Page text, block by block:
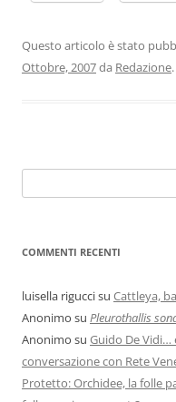
Questo articolo è stato
Ottobre, 2007da Redazione.
COMMENTI RECENTI
luisella riguccisu Cattleya,
Anonimo su Pleurothallis
Anonimo su Guido De Vidi…
conversazione con Rete
Protetto: Orchidee, la folle